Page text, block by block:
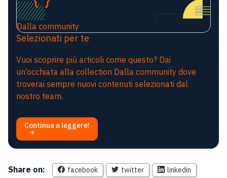
Dalla community
Selezionati per te
Vuoi scoprire più articoli come questo? Dai
un’occhiata alla collection Dalla community dove
troverai sempre nuovi contenuti selezionati dal
nostro team.
Continua a leggere!
Share on: facebook twitter linkedin